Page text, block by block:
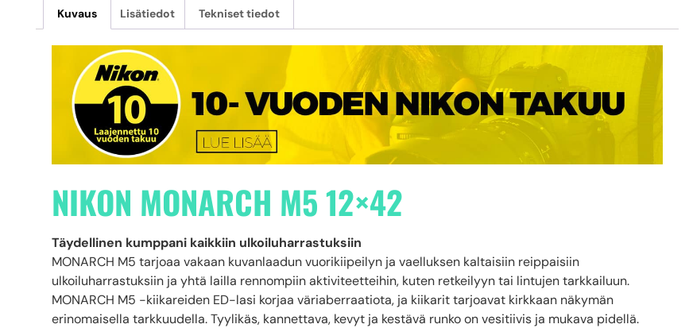
Kuvaus Lisätiedot Tekniset tiedot
NIKON MONARCH M5 12×42
Täydellinen kumppani kaikkiin ulkoiluharrastuksiin
MONARCH M5 tarjoaa vakaan kuvanlaadun vuorikiipeilyn ja vaelluksen kaltaisiin reippaisiin
ulkoiluharrastuksiin ja yhtä lailla rennompiin aktiviteetteihin, kuten retkeilyyn tai lintujen tarkkailuun.
MONARCH M5 -kiikareiden ED-lasi korjaa väriaberraatiota, ja kiikarit tarjoavat kirkkaan näkymän
erinomaisella tarkkuudella. Tyylikäs, kannettava, kevyt ja kestävä runko on vesitiivis ja mukava pidellä.